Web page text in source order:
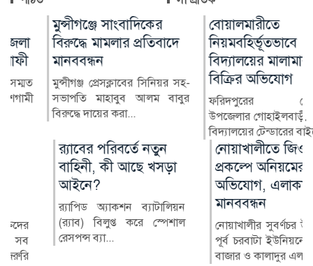
মুন্সীগঞ্জে সাংবাদিকের
বিরুদ্ধে মামলার প্রতিবাদে
মানববন্ধন
মুন্সীগঞ্জ প্রেসক্লাবের সিনিয়র সহ-
সভাপতি মাহাবুব আলম বাবুর
বিরুদ্ধে দায়ের করা...
বোয়ালমারীতে
নিয়মবহির্ভূতভাবে
বিদ্যালয়ের মালামাল
বিক্রির অভিযোগ
ফরিদপুরের বোয়ালমারী
উপজেলার গোহাইলবাড়ী মাধ্যমিক
বিদ্যালয়ের টেন্ডারের বাইরে থা...
র‍্যাবের পরিবর্তে নতুন
বাহিনী, কী আছে খসড়া
আইনে?
র‍্যাপিড অ্যাকশন ব্যাটালিয়ন
(র‍্যাব) বিলুপ্ত করে স্পেশাল
রেসপন্স ব্যা...
নোয়াখালীতে জিও ব্যাগ
প্রকল্পে অনিয়মের
অভিযোগ, এলাকাবাসীর
মানববন্ধন
নোয়াখালীর সুবর্ণচর উপজেলার
পূর্ব চরবাটা ইউনিয়নের সেলিম
বাজার ও কালাদুর এলাকায়...